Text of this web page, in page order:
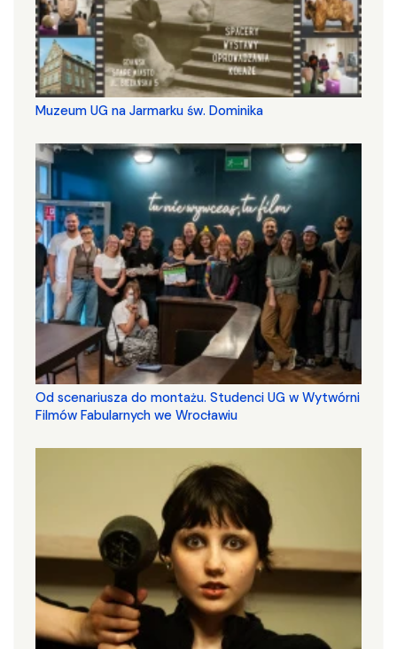
Muzeum UG na Jarmarku św. Dominika
Od scenariusza do montażu. Studenci UG w Wytwórni
Filmów Fabularnych we Wrocławiu